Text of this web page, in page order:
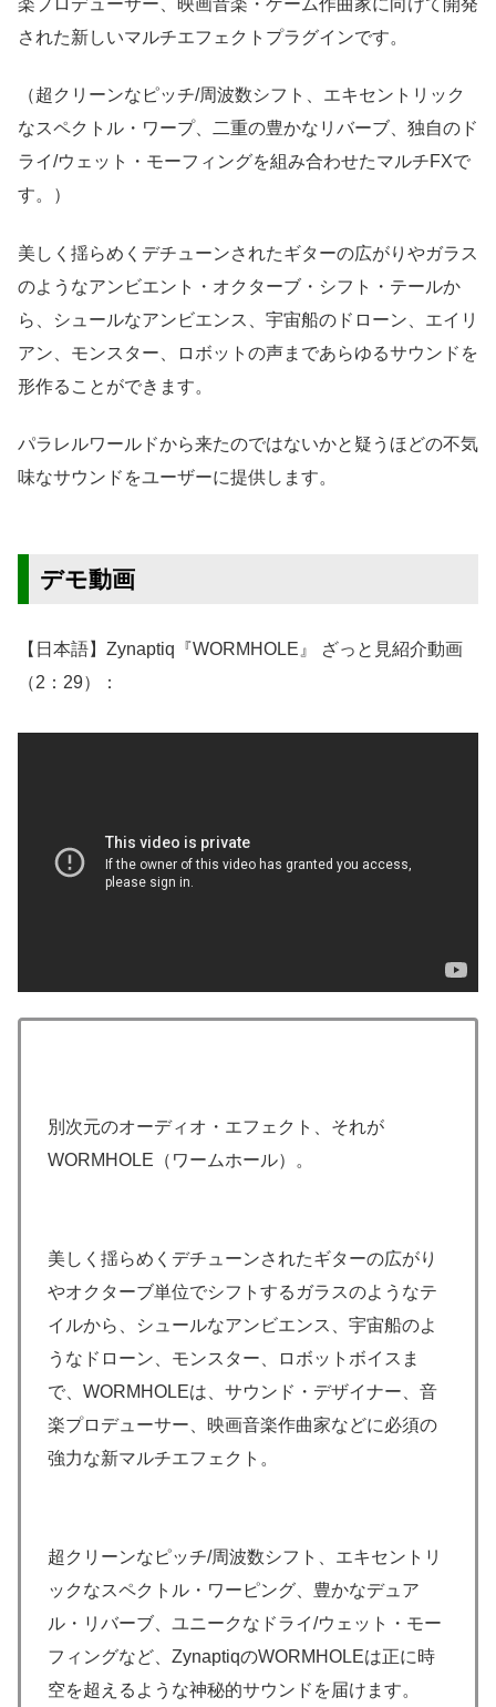
楽プロデューサー、映画音楽・ゲーム作曲家に向けて開発
された新しいマルチエフェクトプラグインです。
（超クリーンなピッチ/周波数シフト、エキセントリック
なスペクトル・ワープ、二重の豊かなリバーブ、独自のド
ライ/ウェット・モーフィングを組み合わせたマルチFXで
す。）
美しく揺らめくデチューンされたギターの広がりやガラス
のようなアンビエント・オクターブ・シフト・テールか
ら、シュールなアンビエンス、宇宙船のドローン、エイリ
アン、モンスター、ロボットの声まであらゆるサウンドを
形作ることができます。
パラレルワールドから来たのではないかと疑うほどの不気
味なサウンドをユーザーに提供します。
デモ動画
【日本語】Zynaptiq『WORMHOLE』 ざっと見紹介動画
（2：29）：
別次元のオーディオ・エフェクト、それが
WORMHOLE（ワームホール）。
美しく揺らめくデチューンされたギターの広がり
やオクターブ単位でシフトするガラスのようなテ
イルから、シュールなアンビエンス、宇宙船のよ
うなドローン、モンスター、ロボットボイスま
で、WORMHOLEは、サウンド・デザイナー、音
楽プロデューサー、映画音楽作曲家などに必須の
強力な新マルチエフェクト。
超クリーンなピッチ/周波数シフト、エキセントリ
ックなスペクトル・ワーピング、豊かなデュア
ル・リバーブ、ユニークなドライ/ウェット・モー
フィングなど、ZynaptiqのWORMHOLEは正に時
空を超えるような神秘的サウンドを届けます。